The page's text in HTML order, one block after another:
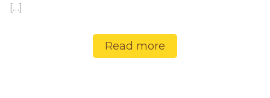
[…]
Read more